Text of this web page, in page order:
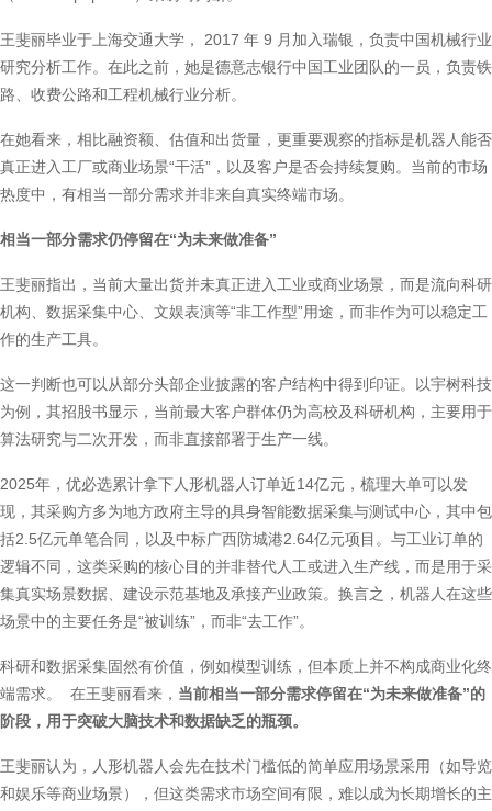
王斐丽毕业于上海交通大学， 2017 年 9 月加入瑞银，负责中国机械行业
研究分析工作。在此之前，她是德意志银行中国工业团队的一员，负责铁
路、收费公路和工程机械行业分析。
在她看来，相比融资额、估值和出货量，更重要观察的指标是机器人能否
真正进入工厂或商业场景“干活”，以及客户是否会持续复购。当前的市场
热度中，有相当一部分需求并非来自真实终端市场。
相当一部分需求仍停留在“为未来做准备”
王斐丽指出，当前大量出货并未真正进入工业或商业场景，而是流向科研
机构、数据采集中心、文娱表演等“非工作型”用途，而非作为可以稳定工
作的生产工具。
这一判断也可以从部分头部企业披露的客户结构中得到印证。以宇树科技
为例，其招股书显示，当前最大客户群体仍为高校及科研机构，主要用于
算法研究与二次开发，而非直接部署于生产一线。
2025年，优必选累计拿下人形机器人订单近14亿元，梳理大单可以发
现，其采购方多为地方政府主导的具身智能数据采集与测试中心，其中包
括2.5亿元单笔合同，以及中标广西防城港2.64亿元项目。与工业订单的
逻辑不同，这类采购的核心目的并非替代人工或进入生产线，而是用于采
集真实场景数据、建设示范基地及承接产业政策。换言之，机器人在这些
场景中的主要任务是“被训练”，而非“去工作”。
科研和数据采集固然有价值，例如模型训练，但本质上并不构成商业化终
端需求。 在王斐丽看来， 当前相当一部分需求停留在“为未来做准备”的
阶段，用于突破大脑技术和数据缺乏的瓶颈。
王斐丽认为，人形机器人会先在技术门槛低的简单应用场景采用（如导览
和娱乐等商业场景），但这类需求市场空间有限，难以成为长期增长的主